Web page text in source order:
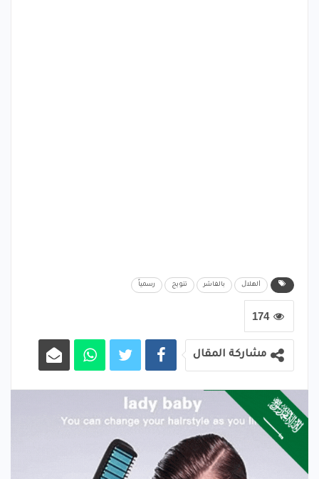
ﺍﻟﻬﻼﻝ بالفاشر تتويج رسمياً
174
مشاركة المقال